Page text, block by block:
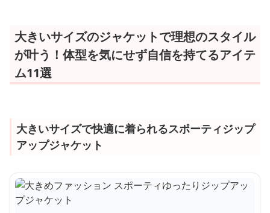
大きいサイズのジャケットで理想のスタイル
が叶う！体型を気にせず自信を持てるアイテ
ム11選
大きいサイズで快適に着られるスポーティジップ
アップジャケット